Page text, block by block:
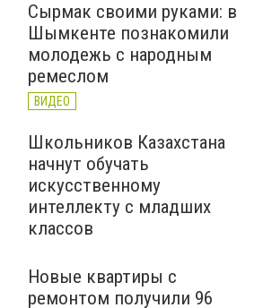
Сырмак своими руками: в
Шымкенте познакомили
молодежь с народным
ремеслом
ВИДЕО
Школьников Казахстана
начнут обучать
искусственному
интеллекту с младших
классов
Новые квартиры с
ремонтом получили 96